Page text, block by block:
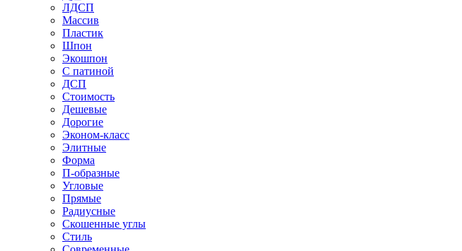
ЛДСП
Массив
Пластик
Шпон
Экошпон
С патиной
ДСП
Стоимость
Дешевые
Дорогие
Эконом-класс
Элитные
Форма
П-образные
Угловые
Прямые
Радиусные
Скошенные углы
Стиль